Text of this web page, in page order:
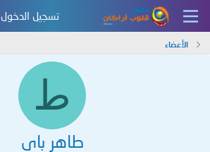
تسجيل الدخول
الأعضاء
ط
طاهر باي